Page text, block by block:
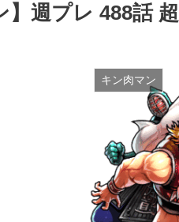
】週プレ 488話
キン肉マン